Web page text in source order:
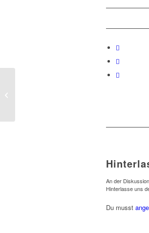
An der
Hinterlasse uns
Du musst